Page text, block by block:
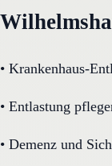
• Krankenhaus-
• Entlastung
• Demenz und